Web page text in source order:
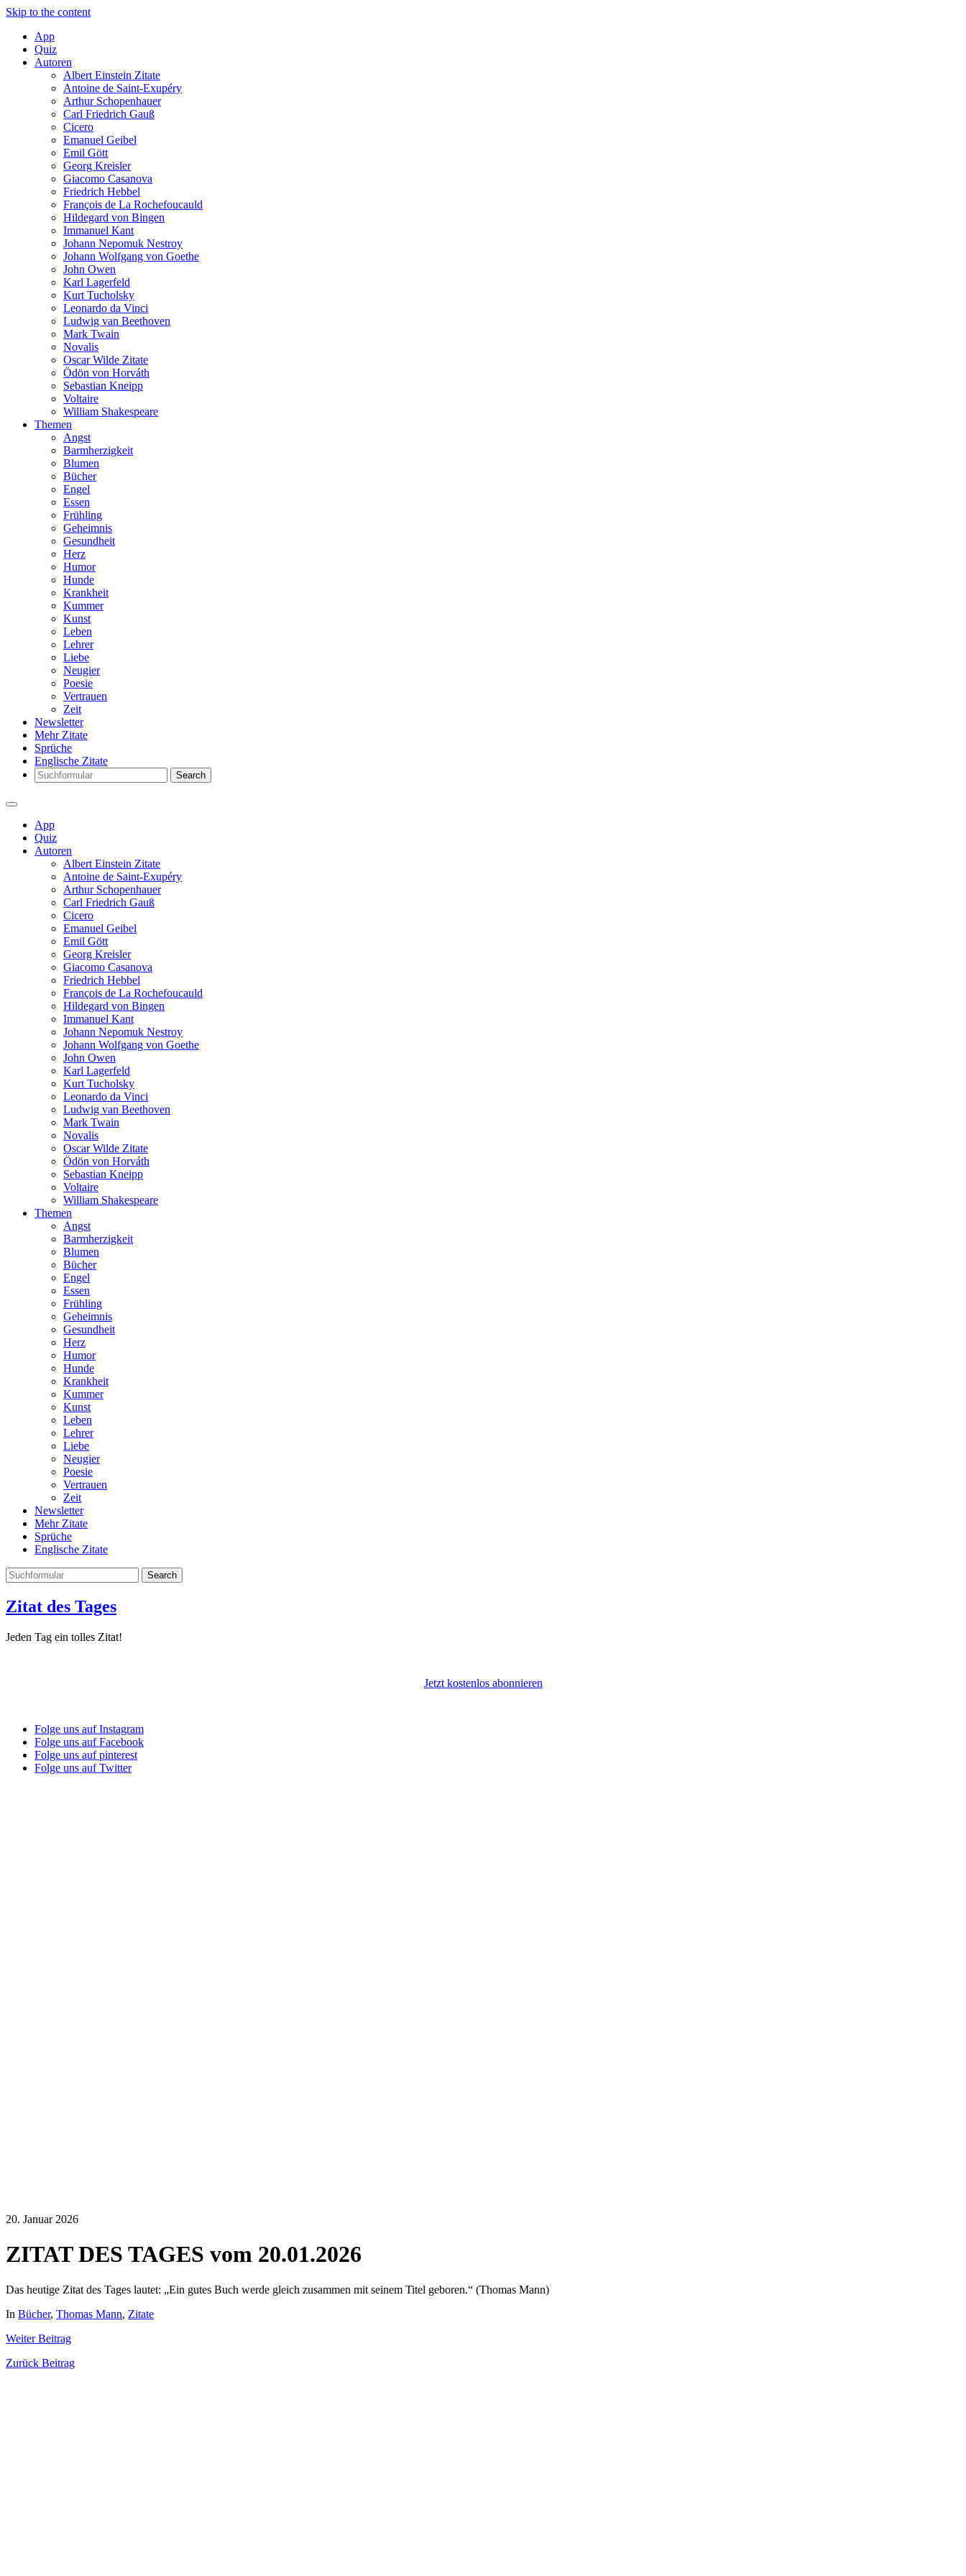
Skip to the content
App
Quiz
Autoren
Albert Einstein Zitate
Antoine de Saint-Exupéry
Arthur Schopenhauer
Carl Friedrich Gauß
Cicero
Emanuel Geibel
Emil Gött
Georg Kreisler
Giacomo Casanova
Friedrich Hebbel
François de La Rochefoucauld
Hildegard von Bingen
Immanuel Kant
Johann Nepomuk Nestroy
Johann Wolfgang von Goethe
John Owen
Karl Lagerfeld
Kurt Tucholsky
Leonardo da Vinci
Ludwig van Beethoven
Mark Twain
Novalis
Oscar Wilde Zitate
Ödön von Horváth
Sebastian Kneipp
Voltaire
William Shakespeare
Themen
Angst
Barmherzigkeit
Blumen
Bücher
Engel
Essen
Frühling
Geheimnis
Gesundheit
Herz
Humor
Hunde
Krankheit
Kummer
Kunst
Leben
Lehrer
Liebe
Neugier
Poesie
Vertrauen
Zeit
Newsletter
Mehr Zitate
Sprüche
Englische Zitate
Search
App
Quiz
Autoren
Albert Einstein Zitate
Antoine de Saint-Exupéry
Arthur Schopenhauer
Carl Friedrich Gauß
Cicero
Emanuel Geibel
Emil Gött
Georg Kreisler
Giacomo Casanova
Friedrich Hebbel
François de La Rochefoucauld
Hildegard von Bingen
Immanuel Kant
Johann Nepomuk Nestroy
Johann Wolfgang von Goethe
John Owen
Karl Lagerfeld
Kurt Tucholsky
Leonardo da Vinci
Ludwig van Beethoven
Mark Twain
Novalis
Oscar Wilde Zitate
Ödön von Horváth
Sebastian Kneipp
Voltaire
William Shakespeare
Themen
Angst
Barmherzigkeit
Blumen
Bücher
Engel
Essen
Frühling
Geheimnis
Gesundheit
Herz
Humor
Hunde
Krankheit
Kummer
Kunst
Leben
Lehrer
Liebe
Neugier
Poesie
Vertrauen
Zeit
Newsletter
Mehr Zitate
Sprüche
Englische Zitate
Search
Zitat des Tages
Jeden Tag ein tolles Zitat!
Jetzt kostenlos abonnieren
Folge uns auf Instagram
Folge uns auf Facebook
Folge uns auf pinterest
Folge uns auf Twitter
20. Januar 2026
ZITAT DES TAGES vom 20.01.2026
Das heutige Zitat des Tages lautet: „Ein gutes Buch werde gleich zusammen mit seinem Titel geboren.“ (Thomas Mann)
In Bücher, Thomas Mann, Zitate
WeiterBeitrag
Zurück Beitrag